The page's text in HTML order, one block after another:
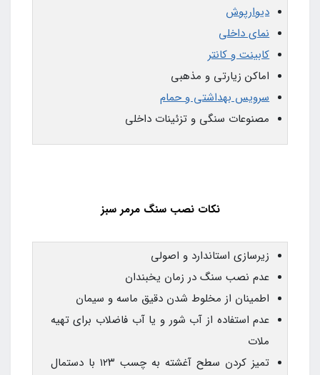
دیوارپوش
نمای داخلی
کابینت و کانتر
اماکن زیارتی و مذهبی
سرویس بهداشتی و حمام
مصنوعات سنگی و تزئینات داخلی
نکات نصب سنگ مرمر سبز
زیرسازی استاندارد و اصولی
عدم نصب سنگ در زمان یخبندان
اطمینان از مخلوط شدن دقیق ماسه و سیمان
عدم استفاده از آب شور و یا آب فاضلاب برای تهیه
ملات
تمیز کردن سطح آغشته به چسب ۱۲۳ با دستمال